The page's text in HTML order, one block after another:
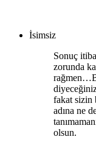
İsimsiz
Sonuç
zorunda
fakat sizin
adına ne
olsun.